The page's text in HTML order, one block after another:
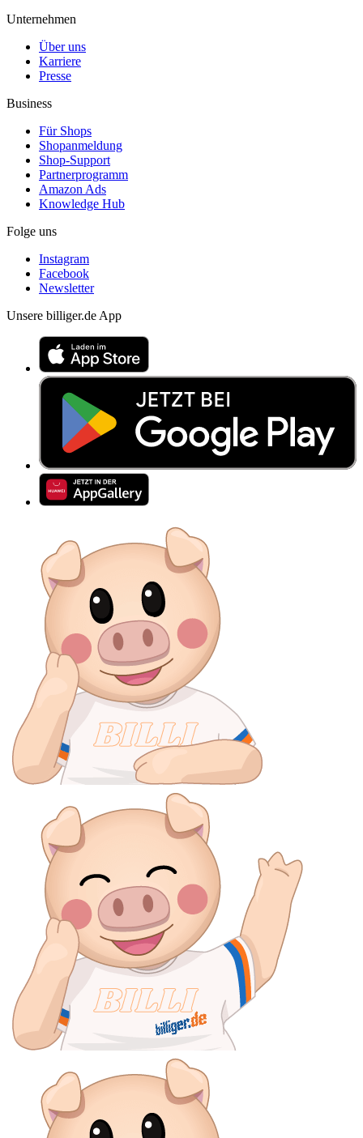
Unternehmen
Über uns
Karriere
Presse
Business
Für Shops
Shopanmeldung
Shop-Support
Partnerprogramm
Amazon Ads
Knowledge Hub
Folge uns
Instagram
Facebook
Newsletter
Unsere billiger.de App